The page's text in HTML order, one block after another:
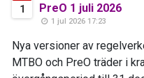
1
PreO 1 juli 2026
1 jul 2026 17:23
Nya versioner av
MTBO och PreO träder i